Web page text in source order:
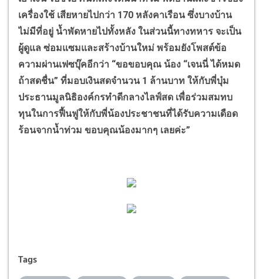
เครื่องใช้ เสียหายไปกว่า 170 หลังคาเรือน ซึ่งบางบ้าน
ไม่มีที่อยู่ น้ำพัดหายไปทั้งหลัง ในส่วนนี้ทางทหาร จะเป็น
ผู้ดูแล ซ่อมแซมและสร้างบ้านใหม่ พร้อมยังโพสต์ข้อ
ความผ่านเฟซบุ๊คอีกว่า “ขอขอบคุณ น้อง “เจนนี่ ได้หมด
ถ้าสดชื่น” ที่มอบเงินสดจำนวน 1 ล้านบาท ให้กับพี่บุ๋ม
ประธานมูลนิธิองค์กรทำดีกลางไลฟ์สด เพื่อร่วมสมทบ
ทุนในการฟื้นฟูให้กับพี่น้องประชาชนที่ได้รับความเดือด
ร้อนจากน้ำท่วม ขอบคุณน้องมากๆ เลยค่ะ”
Tags